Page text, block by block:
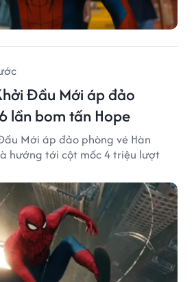
Đầu Mới áp đảo
lần bom tấn Hope
Mới áp đảo phòng vé Hàn
hướng tới cột mốc 4 triệu lượt